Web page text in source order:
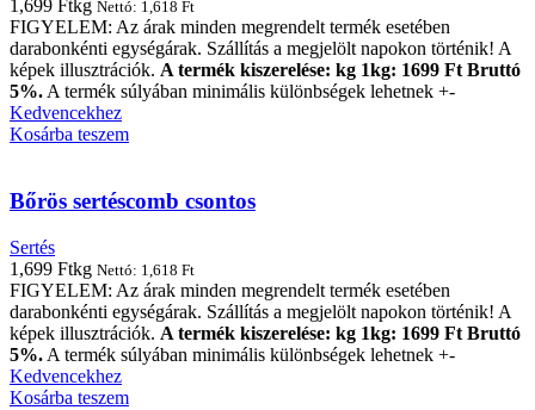
1,699 Ftkg Nettó: 1,618 Ft
FIGYELEM: Az árak minden megrendelt termék esetében
darabonkénti egységárak. Szállítás a megjelölt napokon történik! A
képek illusztrációk. A termék kiszerelése: kg 1kg: 1699 Ft Bruttó
5%. A termék súlyában minimális különbségek lehetnek +-
Kedvencekhez
Kosárba teszem
Bőrös sertéscomb csontos
Sertés
1,699 Ftkg Nettó: 1,618 Ft
FIGYELEM: Az árak minden megrendelt termék esetében
darabonkénti egységárak. Szállítás a megjelölt napokon történik! A
képek illusztrációk. A termék kiszerelése: kg 1kg: 1699 Ft Bruttó
5%. A termék súlyában minimális különbségek lehetnek +-
Kedvencekhez
Kosárba teszem